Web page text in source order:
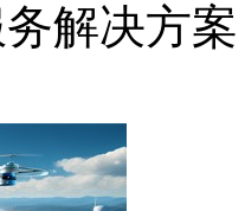
务解决方案